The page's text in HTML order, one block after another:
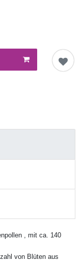
, mit ca. 140
von Blüten aus